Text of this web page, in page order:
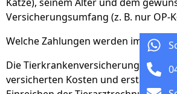
Versicherungsumfang (z. B. nur OP-
Welche Zahlungen werden im
Die Tierkrankenversicherung
versicherten Kosten und erstattet